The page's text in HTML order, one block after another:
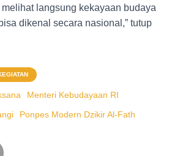
langsung kekayaan budaya
dikenal secara nasional,” tutup
Menteri Kebudayaan RI
Ponpes Modern Dzikir Al-Fath